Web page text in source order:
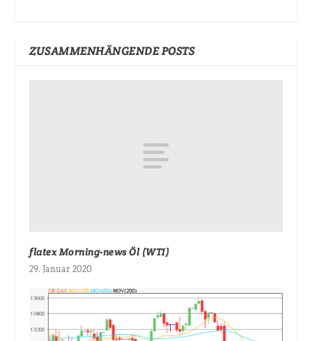
ZUSAMMENHÄNGENDE POSTS
flatex Morning-news Öl (WTI)
29. Januar 2020